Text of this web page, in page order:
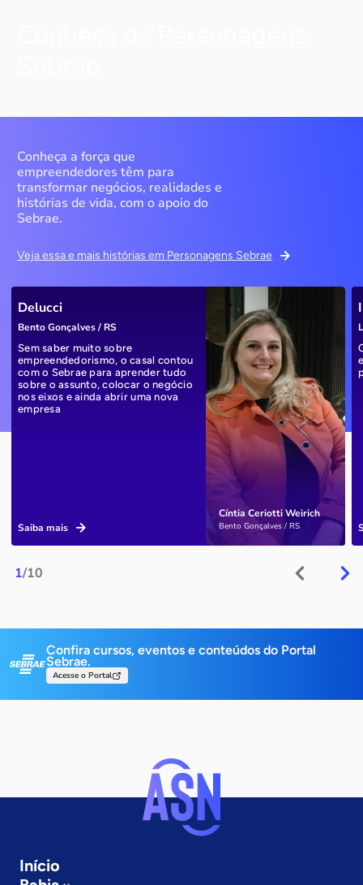
Conheça a força que
empreendedores têm para
transformar negócios, realidades e
histórias de vida, com o apoio do
Sebrae.
Veja essa e mais histórias em Personagens Sebrae
1/10
Cíntia Ceriotti Weirich
Bento Gonçalves / RS
Delucci
Bento Gonçalves / RS
Sem saber muito sobre
empreendedorismo, o casal contou
com o Sebrae para aprender tudo
sobre o assunto, colocar o negócio
nos eixos e ainda abrir uma nova
empresa
Saiba mais
Confira cursos, eventos e conteúdos do Portal
Sebrae.
Acesse o Portal
Início